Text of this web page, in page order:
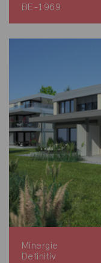
BE-1969
Minergie
Definitiv